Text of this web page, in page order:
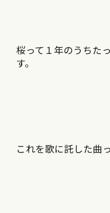
桜って１年のうちた
す。
これを歌に託した曲